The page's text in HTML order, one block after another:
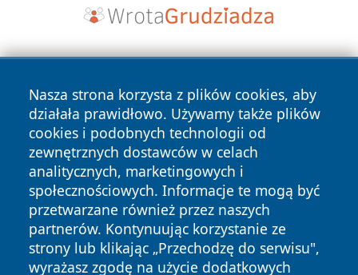
Nasza strona korzysta z plików cookies, aby
działała prawidłowo. Używamy także plików
cookies i podobnych technologii od
zewnętrznych dostawców w celach
analitycznych, marketingowych i
społecznościowych. Informacje te mogą być
przetwarzane również przez naszych
partnerów. Kontynuując korzystanie ze
strony lub klikając „Przechodzę do serwisu",
wyrażasz zgodę na użycie dodatkowych
Copyright © 2026 pulsbydgoszczy.pl Wszystkie prawa
zastrzeżone.
News Autorzy
Polityka
Prywatności
Polityka
Cookies